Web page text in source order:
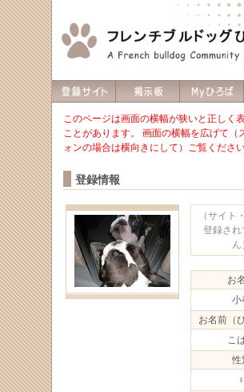
このページは画面の横幅が狭いと正しく
ことがあります。 画面の横幅を広げて（
ォンの場合は横向きにして）ご覧ください
登録情報
（サイト
登録され
ん
お
小
お名前（
こ
性
♀